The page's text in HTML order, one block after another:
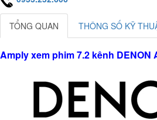
TỔNG QUAN THÔNG SỐ KỸ
Amply xem phim 7.2 kênh DENON